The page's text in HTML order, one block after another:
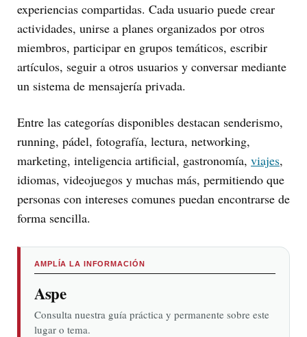
experiencias compartidas. Cada usuario puede crear
actividades, unirse a planes organizados por otros
miembros, participar en grupos temáticos, escribir
artículos, seguir a otros usuarios y conversar mediante
un sistema de mensajería privada.
Entre las categorías disponibles destacan senderismo,
running, pádel, fotografía, lectura, networking,
marketing, inteligencia artificial, gastronomía, viajes,
idiomas, videojuegos y muchas más, permitiendo que
personas con intereses comunes puedan encontrarse de
forma sencilla.
AMPLÍA LA INFORMACIÓN
Aspe
Consulta nuestra guía práctica y permanente sobre este
lugar o tema.